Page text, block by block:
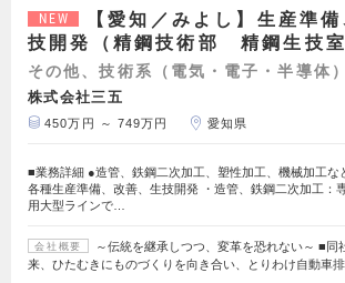
NEW
【愛知／みよし】生産準
技開発（精鋼技術部 精鋼生技室
その他、技術系（電気・電子・半導体）
株式会社三五
450万円 ～ 749万円 愛知県
■業務詳細 ●造管、鉄鋼二次加工、塑性加工、機械加工な
各種生産準備、改善、生技開発 ・造管、鉄鋼二次加工：
用大型ラインで…
会社概要
～伝統を継承しつつ、変革を恐れない～ ■同
来、ひたむきにものづくりを向き合い、とりわけ自動車